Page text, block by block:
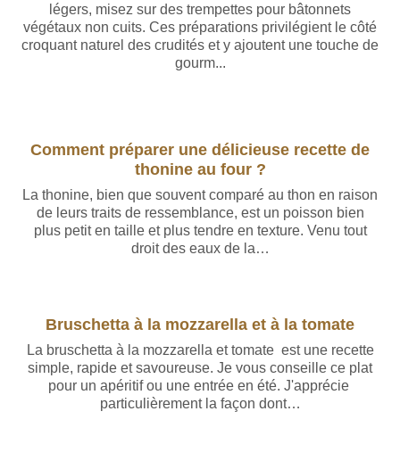
légers, misez sur des trempettes pour bâtonnets
végétaux non cuits. Ces préparations privilégient le côté
croquant naturel des crudités et y ajoutent une touche de
gourm...
Comment préparer une délicieuse recette de
thonine au four ?
La thonine, bien que souvent comparé au thon en raison
de leurs traits de ressemblance, est un poisson bien
plus petit en taille et plus tendre en texture. Venu tout
droit des eaux de la…
Bruschetta à la mozzarella et à la tomate
La bruschetta à la mozzarella et tomate est une recette
simple, rapide et savoureuse. Je vous conseille ce plat
pour un apéritif ou une entrée en été. J'apprécie
particulièrement la façon dont…